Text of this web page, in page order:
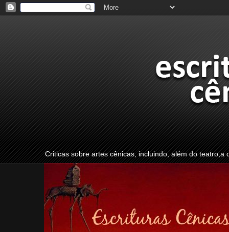
Criticas sobre artes cênicas, incluindo, além do